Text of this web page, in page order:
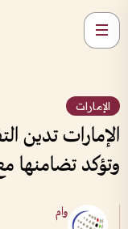
الإمارات
الإمارات تدين
وتؤكد تضامنها
وام